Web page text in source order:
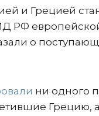
и Грецией
РФ
о
ни одного
Грецию, а